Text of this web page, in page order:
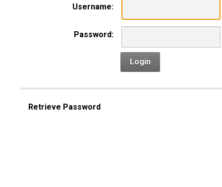
Username:
Password:
Login
Retrieve Password